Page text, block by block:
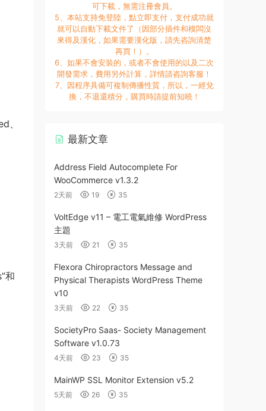
、
和
可下載，無需注冊會員。
5、本站支持免登陸，點立即支付，支付成功就
就可以自動下載文件了（因部分插件和模闆沒
來得及漢化，如果需要漢化版，請先咨詢清楚
再買！）。
6、如果不會安裝的，或者不會使用的以及二次
開發需求，費用另外計算，詳情請咨詢客服！
7、因程序具備可複制傳播性質，所以，一經兌
換，不退還積分，購買時請提前知曉！
最新文章
Address Field Autocomplete For
WooCommerce v1.3.2
2天前 19 35
VoltEdge v11 – 電工電氣維修 WordPress
主題
3天前 21 35
Flexora Chiropractors Message and
Physical Therapists WordPress Theme
v10
3天前 22 35
SocietyPro Saas- Society Management
Software v1.0.73
4天前 23 35
MainWP SSL Monitor Extension v5.2
5天前 26 35